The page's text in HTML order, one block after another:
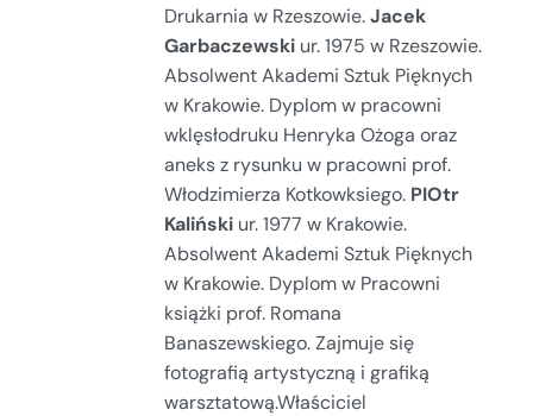
Drukarnia w Rzeszowie.Jacek
Garbaczewski ur. 1975 w Rzeszowie.
Absolwent Akademi Sztuk Pięknych
w Krakowie. Dyplom w pracowni
wklęsłodruku Henryka Ożoga oraz
aneks z rysunku w pracowni prof.
Włodzimierza Kotkowksiego. PIOtr
Kaliński ur. 1977 w Krakowie.
Absolwent Akademi Sztuk Pięknych
w Krakowie. Dyplom w Pracowni
książki prof. Romana
Banaszewskiego. Zajmuje się
fotografią artystyczną i grafiką
warsztatową.Właściciel